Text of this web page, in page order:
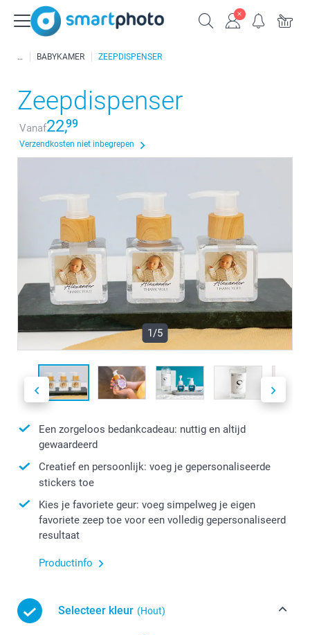
BABYKAMER ZEEPDISPENSER
Zeepdispenser
Vanaf22,99
Verzendkosten niet inbegrepen
1/5
Een zorgeloos bedankcadeau: nuttig en altijd
gewaardeerd
Creatief en persoonlijk: voeg je gepersonaliseerde
stickers toe
Kies je favoriete geur: voeg simpelweg je eigen
favoriete zeep toe voor een volledig gepersonaliseerd
resultaat
Productinfo
Selecteer kleur (Hout)